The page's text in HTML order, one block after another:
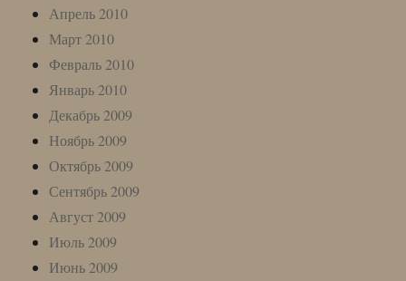
Апрель 2010
Март 2010
Февраль 2010
Январь 2010
Декабрь 2009
Ноябрь 2009
Октябрь 2009
Сентябрь 2009
Август 2009
Июль 2009
Июнь 2009